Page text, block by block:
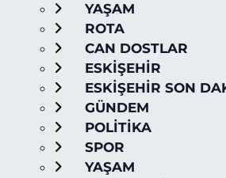
YAŞAM
ROTA
CAN DOSTLAR
ESKİŞEHİR
ESKİŞEHİR SON
GÜNDEM
POLİTİKA
SPOR
YAŞAM